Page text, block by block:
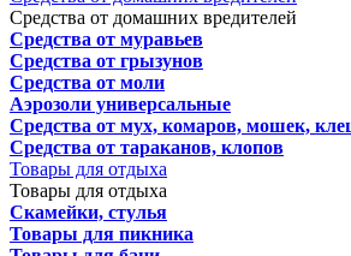
Средства от домашних вредителей
Средства от муравьев
Средства от грызунов
Средства от моли
Аэрозоли универсальные
Средства от мух, комаров, мошек,
Средства от тараканов, клопов
Товары для отдыха
Товары для отдыха
Скамейки, стулья
Товары для пикника